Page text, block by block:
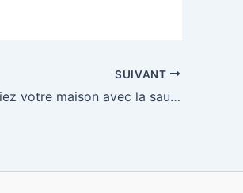
SUIVANT
Purifiez votre maison avec la sauge blanche: Conseils et astuces